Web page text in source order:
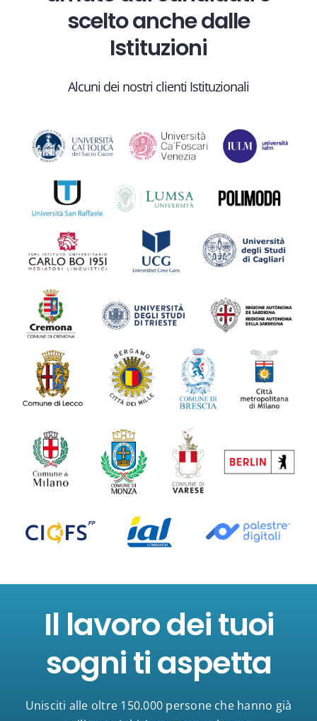
scelto anche dalle
Istituzioni
Alcuni dei nostri clienti Istituzionali
Il lavoro dei tuoi
sogni ti aspetta
Unisciti alle oltre 150.000 persone che hanno già